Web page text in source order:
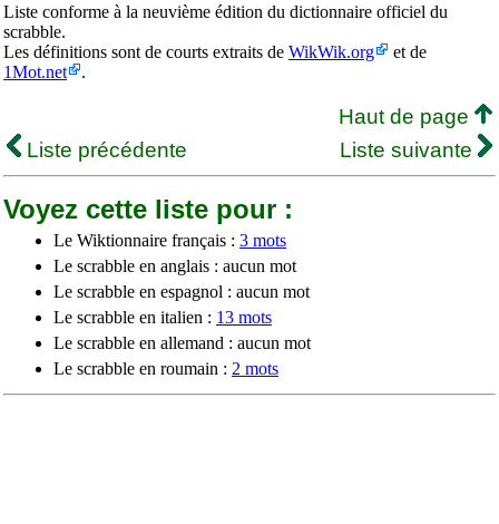
Liste conforme à la neuvième édition du dictionnaire officiel du
scrabble.
Les définitions sont de courts extraits de WikWik.org
et de
1Mot.net
.
Haut de page
Liste précédente
Liste suivante
Voyez cette liste pour :
Le Wiktionnaire français : 3 mots
Le scrabble en anglais : aucun mot
Le scrabble en espagnol : aucun mot
Le scrabble en italien : 13 mots
Le scrabble en allemand : aucun mot
Le scrabble en roumain : 2 mots